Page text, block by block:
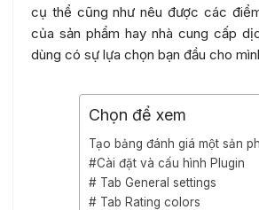
cụ thể cũng như nêu được các
của sản phẩm hay nhà cung cấp
dùng có sự lựa chọn bạn đầu cho
Chọn để xem
Tạo bảng đánh giá một sản
#Cài đặt và cấu hình Plugin
# Tab General settings
# Tab Rating colors